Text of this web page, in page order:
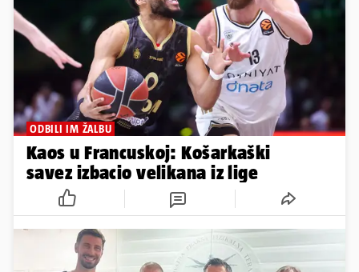
ODBILI IM ŽALBU
Kaos u Francuskoj: Košarkaški
savez izbacio velikana iz lige